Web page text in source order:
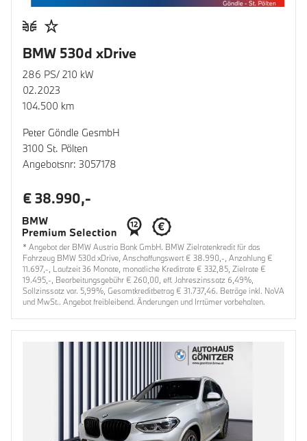
BMW 530d xDrive
286 PS/ 210 kW
02.2023
104.500 km
Peter Göndle GesmbH
3100 St. Pölten
Angebotsnr: 3057178
€ 38.990,-
* Angebot der BMW Austria Bank GmbH. BMW Zielratenkredit für das
Fahrzeug BMW 530d xDrive, Anschaffungswert € 38.990,-, Anzahlung €
11.697,-, Laufzeit 36 Monate, monatliche Kreditrate € 332,85, Zielrate €
19.495,-, Bearbeitungsgebühr € 260,00, eff. Jahreszinssatz 6,49%,
Sollzinssatz var. 5,99%, Gesamtkreditbetrag € 31.737,46. Beträge inkl. NoVA
und MwSt.. Angebot freibleibend. Änderungen und Irrtümer vorbehalten.